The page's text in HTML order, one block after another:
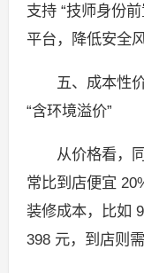
支持 “技师身份
平台，降低安全风
五、成本性价
“含环境溢价”
从价格看，同
常比到店便宜
装修成本，比如
398 元，到店则